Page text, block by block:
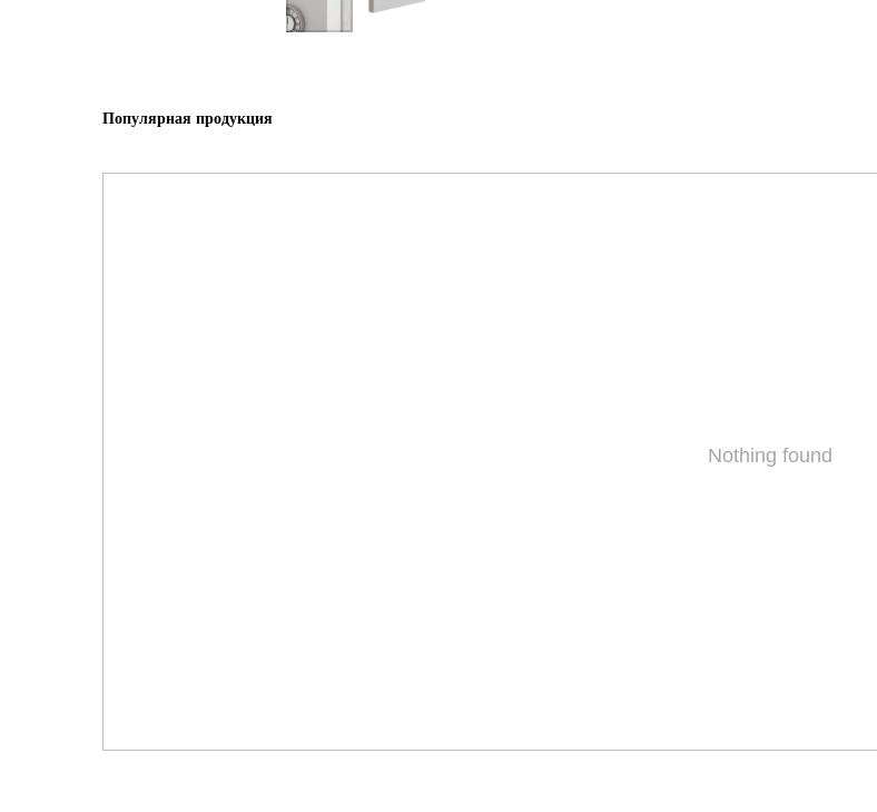
Популярная продукция
Nothing found